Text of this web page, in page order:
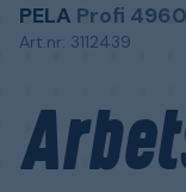
PELA Profi
Art.nr: 3112439